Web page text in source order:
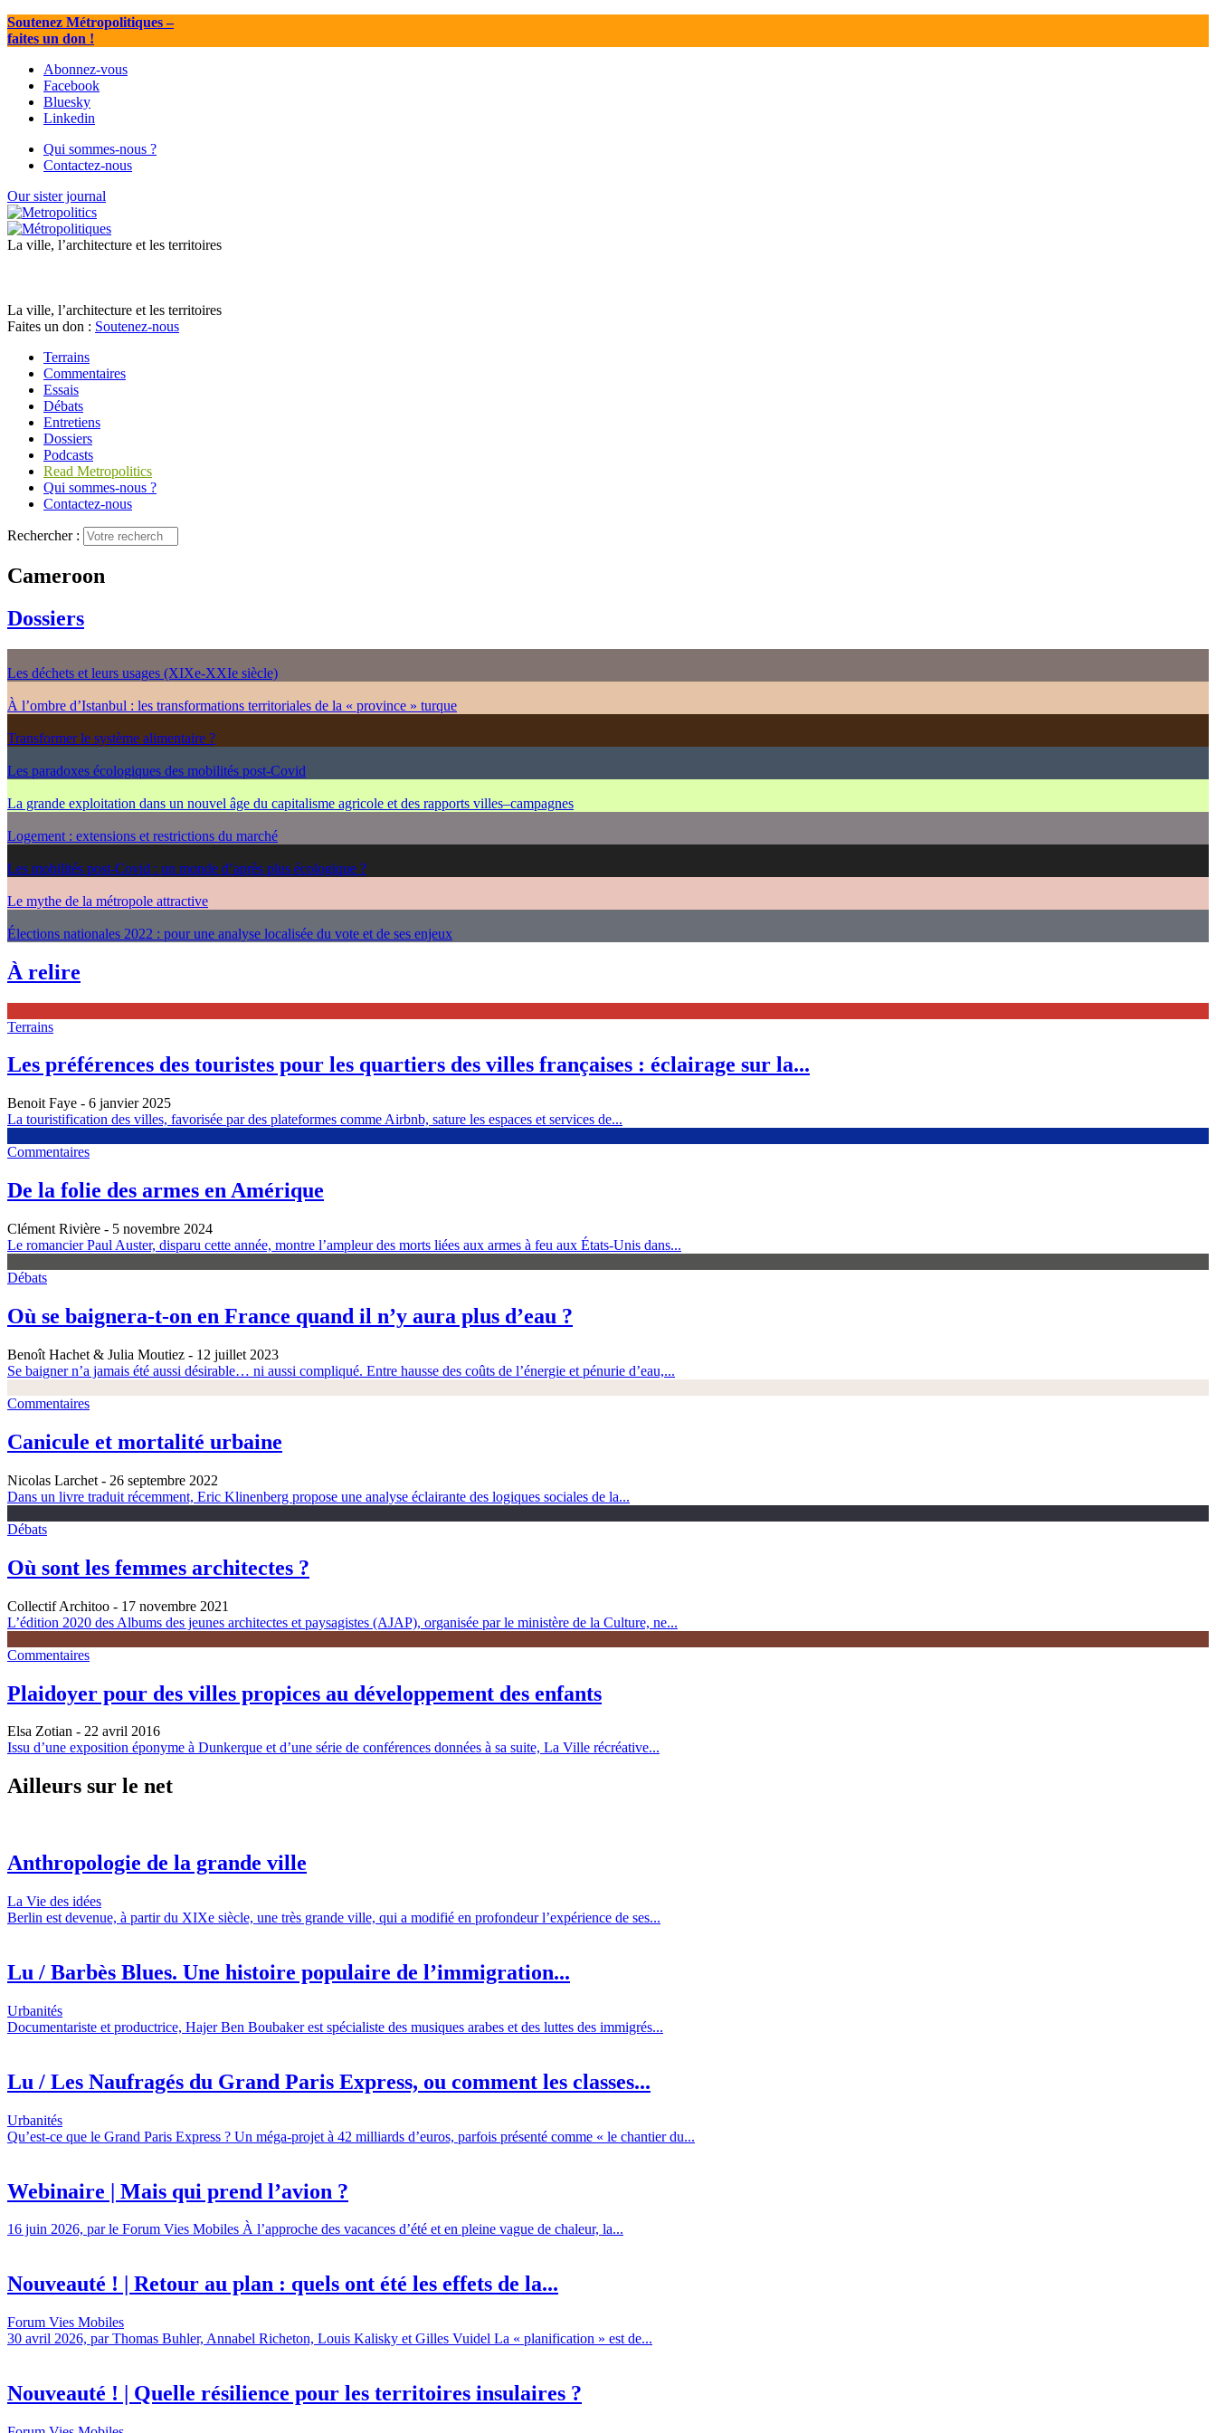
Soutenez Métropolitiques–
faites un don !
Abonnez-vous
Facebook
Bluesky
Linkedin
Qui sommes-nous ?
Contactez-nous
Our sister journal
La ville, l’architecture et les territoires
La ville, l’architecture et les territoires
Faites un don : Soutenez-nous
Terrains
Commentaires
Essais
Débats
Entretiens
Dossiers
Podcasts
Read Metropolitics
Qui sommes-nous ?
Contactez-nous
Rechercher :
Cameroon
Dossiers
Les déchets et leurs usages (XIXe-XXIe siècle)
À l’ombre d’Istanbul : les transformations territoriales de la « province » turque
Transformer le système alimentaire ?
Les paradoxes écologiques des mobilités post-Covid
La grande exploitation dans un nouvel âge du capitalisme agricole et des rapports villes–campagnes
Logement : extensions et restrictions du marché
Les mobilités post-Covid : un monde d’après plus écologique ?
Le mythe de la métropole attractive
Élections nationales 2022 : pour une analyse localisée du vote et de ses enjeux
À relire
Terrains
Les préférences des touristes pour les quartiers des villes françaises : éclairage sur la...
Benoit Faye - 6 janvier 2025
La touristification des villes, favorisée par des plateformes comme Airbnb, sature les espaces et services de...
Commentaires
De la folie des armes en Amérique
Clément Rivière - 5 novembre 2024
Le romancier Paul Auster, disparu cette année, montre l’ampleur des morts liées aux armes à feu aux États-Unis dans...
Débats
Où se baignera-t-on en France quand il n’y aura plus d’eau ?
Benoît Hachet & Julia Moutiez - 12 juillet 2023
Se baigner n’a jamais été aussi désirable… ni aussi compliqué. Entre hausse des coûts de l’énergie et pénurie d’eau,...
Commentaires
Canicule et mortalité urbaine
Nicolas Larchet - 26 septembre 2022
Dans un livre traduit récemment, Eric Klinenberg propose une analyse éclairante des logiques sociales de la...
Débats
Où sont les femmes architectes ?
Collectif Architoo - 17 novembre 2021
L’édition 2020 des Albums des jeunes architectes et paysagistes (AJAP), organisée par le ministère de la Culture, ne...
Commentaires
Plaidoyer pour des villes propices au développement des enfants
Elsa Zotian - 22 avril 2016
Issu d’une exposition éponyme à Dunkerque et d’une série de conférences données à sa suite, La Ville récréative...
Ailleurs sur le net
Anthropologie de la grande ville
La Vie des idées
Berlin est devenue, à partir du XIXe siècle, une très grande ville, qui a modifié en profondeur l’expérience de ses...
Lu / Barbès Blues. Une histoire populaire de l’immigration...
Urbanités
Documentariste et productrice, Hajer Ben Boubaker est spécialiste des musiques arabes et des luttes des immigrés...
Lu / Les Naufragés du Grand Paris Express, ou comment les classes...
Urbanités
Qu’est-ce que le Grand Paris Express ? Un méga-projet à 42 milliards d’euros, parfois présenté comme « le chantier du...
Webinaire | Mais qui prend l’avion ?
16 juin 2026, par le Forum Vies Mobiles À l’approche des vacances d’été et en pleine vague de chaleur, la...
Nouveauté ! | Retour au plan : quels ont été les effets de la...
Forum Vies Mobiles
30 avril 2026, par Thomas Buhler, Annabel Richeton, Louis Kalisky et Gilles Vuidel La « planification » est de...
Nouveauté ! | Quelle résilience pour les territoires insulaires ?